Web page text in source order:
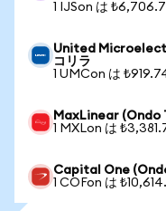
1 IJSon は
United
コリラ
1 UMCon は
MaxLinear (Ondo
1 MXLon は
Capital One
1 COFon は